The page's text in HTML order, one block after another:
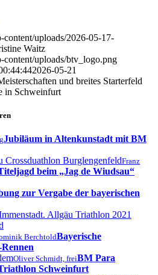
uploads/2026-05-17-
Waitz
uploads/btv_logo.png
2026-05-21
und breites Starterfeld
in Schweinfurt
Jubiläum in Altenkunstadt mit BM
Franz
beim „Jag de Wiudsau“
zur Vergabe der bayerischen
BerchtoldBayerische
Oliver Schmidt, freiBM Para
Schweinfurt